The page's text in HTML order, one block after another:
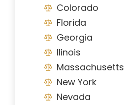
Colorado
Florida
Georgia
Ilinois
Massachusetts
New York
Nevada